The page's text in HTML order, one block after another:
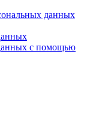
данных
с помощью